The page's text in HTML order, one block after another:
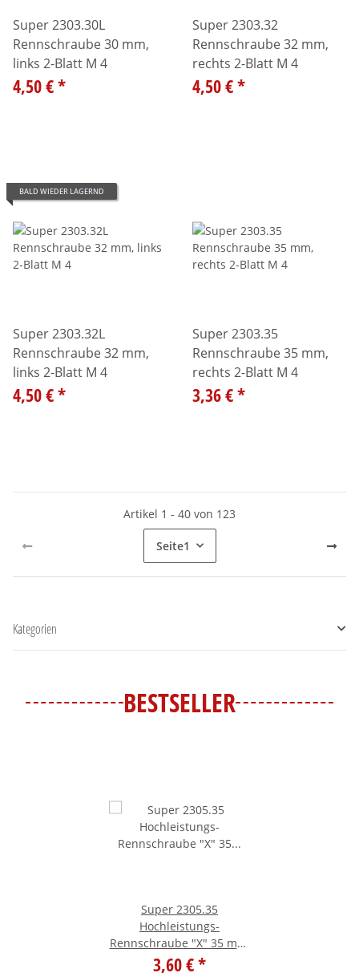
Super 2303.30L
Rennschraube 30 mm,
links 2-Blatt M 4
4,50 €*
Super 2303.32
Rennschraube 32 mm,
rechts 2-Blatt M 4
4,50 €*
BALD WIEDER LAGERND
Super 2303.32L
Rennschraube 32 mm,
links 2-Blatt M 4
4,50 €*
Super 2303.35
Rennschraube 35 mm,
rechts 2-Blatt M 4
3,36 €*
Artikel 1 - 40 von 123
Seite1
Kategorien
BESTSELLER
Super 2305.35
Hochleistungs-
Rennschraube "X" 35 mm,
rechts 2-Blatt M 4
3,60 €*